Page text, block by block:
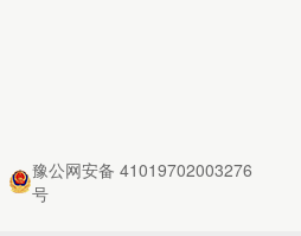
豫公网安备 41019702003276
号